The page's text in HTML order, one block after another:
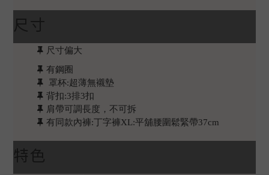
尺寸
尺寸偏大
有鋼圈
罩杯:超薄無襯墊
背扣:3排3扣
肩帶可調長度，不可拆
有同款內褲:丁字褲XL:平舖腰圍鬆緊帶37cm
特色